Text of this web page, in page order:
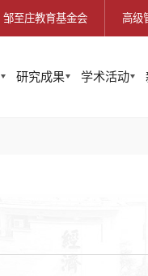
邹至庄教育基金会 高级
研究成果 学术活动